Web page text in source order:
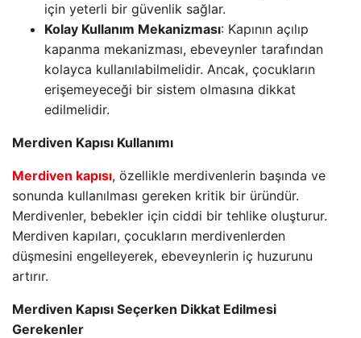
için yeterli bir güvenlik sağlar.
Kolay Kullanım Mekanizması: Kapının açılıp
kapanma mekanizması, ebeveynler tarafından
kolayca kullanılabilmelidir. Ancak, çocukların
erişemeyeceği bir sistem olmasına dikkat
edilmelidir.
Merdiven Kapısı Kullanımı
Merdiven kapısı, özellikle merdivenlerin başında ve
sonunda kullanılması gereken kritik bir üründür.
Merdivenler, bebekler için ciddi bir tehlike oluşturur.
Merdiven kapıları, çocukların merdivenlerden
düşmesini engelleyerek, ebeveynlerin iç huzurunu
artırır.
Merdiven Kapısı Seçerken Dikkat Edilmesi
Gerekenler